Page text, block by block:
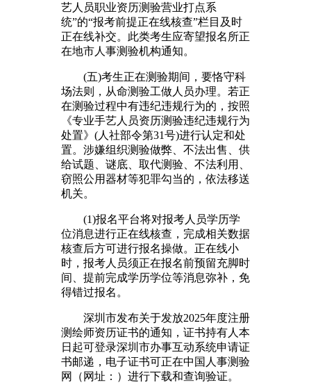
艺人员职业资历测验营业打点系
统”的“报考前提正在线核查”栏目及时
正在线补交。此类考生应寄望报名所正
在地市人事测验机构通知。
(五)考生正在测验期间，要恪守科
场法则，从命测验工做人员办理。若正
在测验过程中有违纪违规行为的，按照
《专业手艺人员资历测验违纪违规行为
处置》(人社部令第31号)进行认定和处
置。涉嫌组织测验做弊、不法出售、供
给试题、谜底、取代测验、不法利用、
窃照公用器材等犯罪勾当的，依法移送
机关。
(1)报名平台将对报考人员学历学
位消息进行正在线核查，完成相关数据
核查后方可进行报名操做。正在线小
时，报考人员须正在报名前预留充脚时
间、提前完成学历学位等消息弥补，免
得错过报名。
深圳市发布关于发放2025年度注册
测绘师资历证书的通知，证书持有人本
日起可登录深圳市办事互动系统申请证
书邮递，电子证书可正在中国人事测验
网（网址：）进行下载和查询验证。